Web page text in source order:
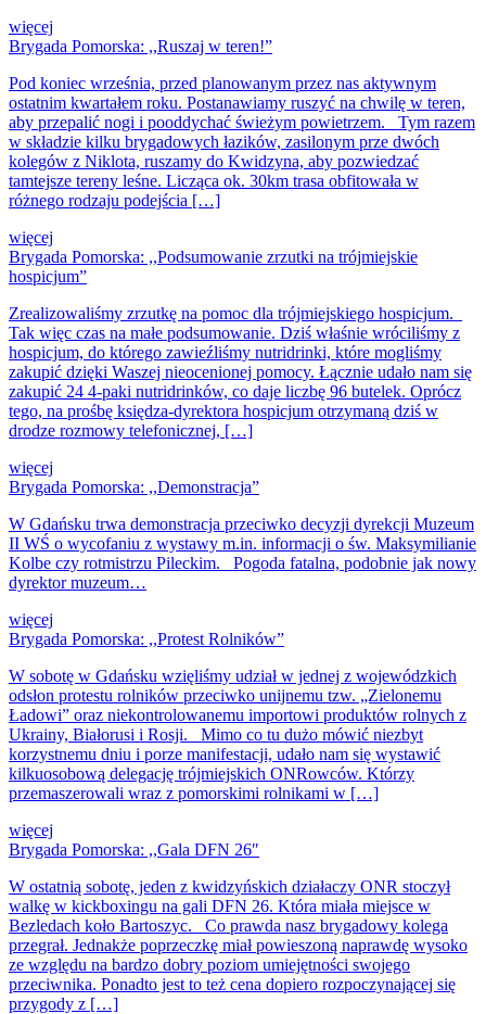
więcej
Brygada Pomorska: ,,Ruszaj w teren!”
Pod koniec września, przed planowanym przez nas aktywnym
ostatnim kwartałem roku. Postanawiamy ruszyć na chwilę w teren,
aby przepalić nogi i pooddychać świeżym powietrzem. Tym razem
w składzie kilku brygadowych łazików, zasilonym prze dwóch
kolegów z Niklota, ruszamy do Kwidzyna, aby pozwiedzać
tamtejsze tereny leśne. Licząca ok. 30km trasa obfitowała w
różnego rodzaju podejścia […]
więcej
Brygada Pomorska: ,,Podsumowanie zrzutki na trójmiejskie
hospicjum”
Zrealizowaliśmy zrzutkę na pomoc dla trójmiejskiego hospicjum.
Tak więc czas na małe podsumowanie. Dziś właśnie wróciliśmy z
hospicjum, do którego zawieźliśmy nutridrinki, które mogliśmy
zakupić dzięki Waszej nieocenionej pomocy. Łącznie udało nam się
zakupić 24 4-paki nutridrinków, co daje liczbę 96 butelek. Oprócz
tego, na prośbę księdza-dyrektora hospicjum otrzymaną dziś w
drodze rozmowy telefonicznej, […]
więcej
Brygada Pomorska: ,,Demonstracja”
W Gdańsku trwa demonstracja przeciwko decyzji dyrekcji Muzeum
II WŚ o wycofaniu z wystawy m.in. informacji o św. Maksymilianie
Kolbe czy rotmistrzu Pileckim. Pogoda fatalna, podobnie jak nowy
dyrektor muzeum…
więcej
Brygada Pomorska: ,,Protest Rolników”
W sobotę w Gdańsku wzięliśmy udział w jednej z wojewódzkich
odsłon protestu rolników przeciwko unijnemu tzw. „Zielonemu
Ładowi” oraz niekontrolowanemu importowi produktów rolnych z
Ukrainy, Białorusi i Rosji. Mimo co tu dużo mówić niezbyt
korzystnemu dniu i porze manifestacji, udało nam się wystawić
kilkuosobową delegację trójmiejskich ONRowców. Którzy
przemaszerowali wraz z pomorskimi rolnikami w […]
więcej
Brygada Pomorska: ,,Gala DFN 26″
W ostatnią sobotę, jeden z kwidzyńskich działaczy ONR stoczył
walkę w kickboxingu na gali DFN 26. Która miała miejsce w
Bezledach koło Bartoszyc. Co prawda nasz brygadowy kolega
przegrał. Jednakże poprzeczkę miał powieszoną naprawdę wysoko
ze względu na bardzo dobry poziom umiejętności swojego
przeciwnika. Ponadto jest to też cena dopiero rozpoczynającej się
przygody z […]